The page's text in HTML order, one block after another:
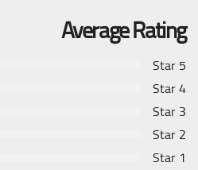
Average Rating
5 Star
4 Star
3 Star
2 Star
1 Star